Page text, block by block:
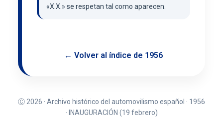
«X.X.» se respetan tal como aparecen.
← Volver al índice de 1956
Ⓒ 2026 · Archivo histórico del automovilismo español · 1956
· INAUGURACIÓN (19 febrero)